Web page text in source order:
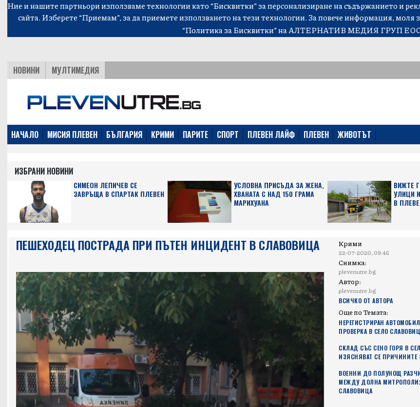
Ние и нашите партньори използваме технологии като “Бисквитки” за персонализиране на съдържанието и
сайта. Изберете “Приемам”, за да приемете използването на тези технологии. За повече информация, моля
“Политика за Бисквитки”на АЛТЕРНАТИВ МЕДИЯ ГРУП
НОВИНИ МУЛТИМЕДИЯ
НАЧАЛО МИСИЯ ПЛЕВЕН БЪЛГАРИЯ КРИМИ ПАРИТЕ СПОРТ ПЛЕВЕН ЛАЙФ ПЛЕВЕН ЖИВОТЪТ
ИЗБРАНИ НОВИНИ
СИМЕОН ЛЕПИЧЕВ СЕ
ЗАВРЪЩА В СПАРТАК ПЛЕВЕН
УСЛОВНА ПРИСЪДА ЗА ЖЕНА,
ХВАНАТА С НАД 150 ГРАМА
МАРИХУАНА
ВИЖТЕ
УЛИЦИ
В
ПЕШЕХОДЕЦ ПОСТРАДА ПРИ ПЪТЕН ИНЦИДЕНТ В СЛАВОВИЦА Крими
22-07-2020, 09:46
Снимка:
plevenutre.bg
Автор:
plevenutre.bg
ВСИЧКО ОТ АВТОРА
Още по Темата:
НЕРЕГИСТРИРАН
ПРОВЕРКА В СЕЛО
СКЛАД СЪС СЕНО ГОРЯ В
ИЗЯСНЯВАТ СЕ ПРИЧИНИТЕ
ВОЕННИ ДО ПОЛУНОЩ
МЕЖДУ ДОЛНА
СЛАВОВИЦА